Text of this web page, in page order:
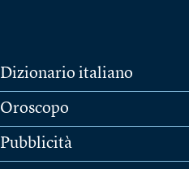
Dizionario italiano
Oroscopo
Pubblicità